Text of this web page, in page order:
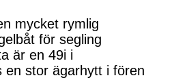
mycket rymlig
för segling
är en 49i i
en stor ägarhytt i fören